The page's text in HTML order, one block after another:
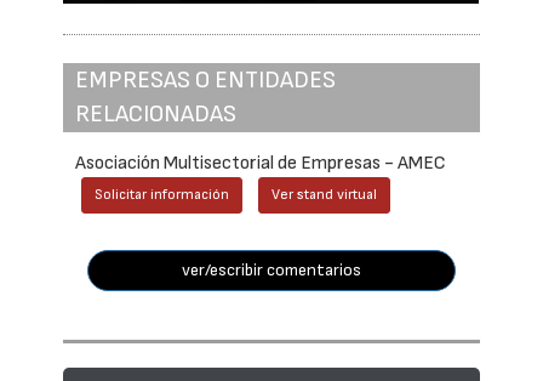
EMPRESAS O ENTIDADES
RELACIONADAS
Asociación Multisectorial de Empresas - AMEC
Solicitar información Ver stand virtual
ver/escribir comentarios